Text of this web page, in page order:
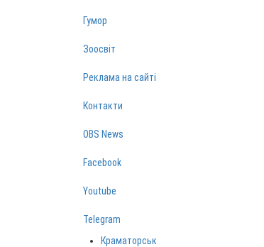
Гумор
Зоосвіт
Реклама на сайті
Контакти
OBS News
Facebook
Youtube
Telegram
Краматорськ